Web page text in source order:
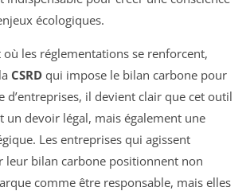
écologiques.
les réglementations se renforcent,
CSRD qui impose le bilan carbone pour
d’entreprises, il devient clair que cet outil
un devoir légal, mais également une
Les entreprises qui agissent
leur bilan carbone positionnent non
comme être responsable, mais elles